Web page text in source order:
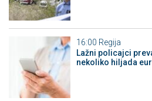
16:00 Regija
Lažni policajci
nekoliko hiljada